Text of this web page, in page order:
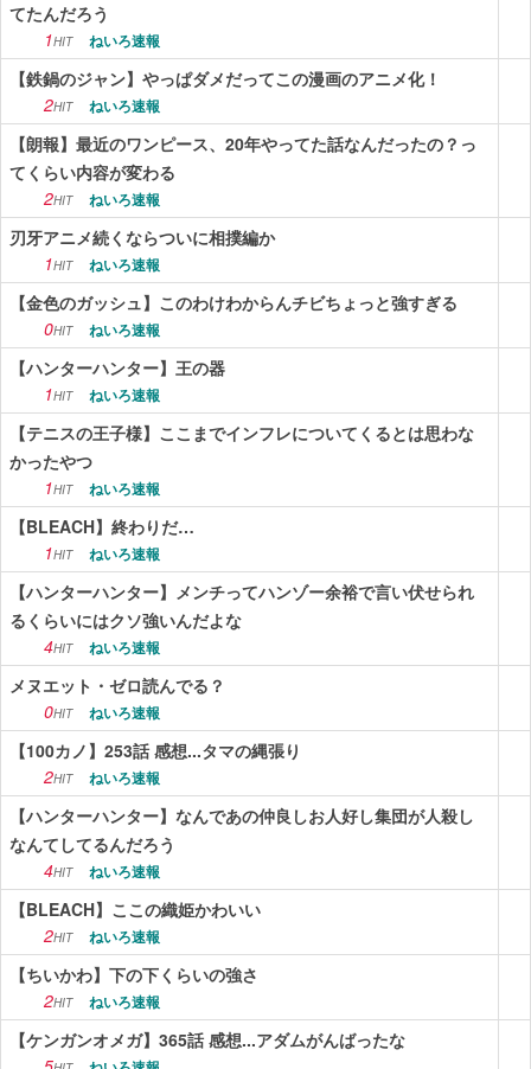
てたんだろう
1HIT ねいろ速報
【鉄鍋のジャン】やっぱダメだってこの漫画のアニメ化！
2HIT ねいろ速報
【朗報】最近のワンピース、20年やってた話なんだったの？っ
てくらい内容が変わる
2HIT ねいろ速報
刃牙アニメ続くならついに相撲編か
1HIT ねいろ速報
【金色のガッシュ】このわけわからんチビちょっと強すぎる
0HIT ねいろ速報
【ハンターハンター】王の器
1HIT ねいろ速報
【テニスの王子様】ここまでインフレについてくるとは思わな
かったやつ
1HIT ねいろ速報
【BLEACH】終わりだ…
1HIT ねいろ速報
【ハンターハンター】メンチってハンゾー余裕で言い伏せられ
るくらいにはクソ強いんだよな
4HIT ねいろ速報
メヌエット・ゼロ読んでる？
0HIT ねいろ速報
【100カノ】253話 感想...タマの縄張り
2HIT ねいろ速報
【ハンターハンター】なんであの仲良しお人好し集団が人殺し
なんてしてるんだろう
4HIT ねいろ速報
【BLEACH】ここの織姫かわいい
2HIT ねいろ速報
【ちいかわ】下の下くらいの強さ
2HIT ねいろ速報
【ケンガンオメガ】365話 感想...アダムがんばったな